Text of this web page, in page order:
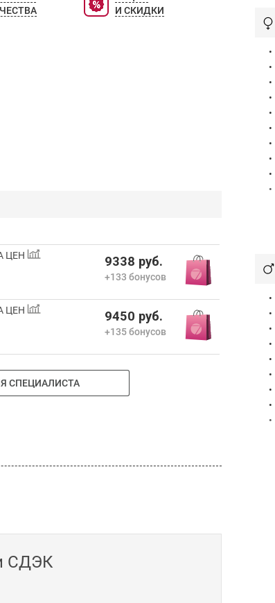
И СКИДКИ
ЦЕН 9338 руб.
+133 бонусов
ЦЕН 9450 руб.
+135 бонусов
СПЕЦИАЛИСТА
СДЭК
•
•
•
•
•
•
•
•
•
•
•
•
•
•
•
•
•
•
•
•